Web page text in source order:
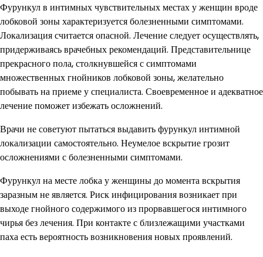
Фурункул в интимных чувствительных местах у женщин вроде
лобковой зоны характеризуется болезненными симптомами.
Локализация считается опасной. Лечение следует осуществлять,
придерживаясь врачебных рекомендаций. Представительнице
прекрасного пола, столкнувшейся с симптомами
множественных гнойников лобковой зоны, желательно
побывать на приеме у специалиста. Своевременное и адекватное
лечение поможет избежать осложнений.
Врачи не советуют пытаться выдавить фурункул интимной
локализации самостоятельно. Неумелое вскрытие грозит
осложнениями с болезненными симптомами.
Фурункул на месте лобка у женщины до момента вскрытия
заразным не является. Риск инфицирования возникает при
выходе гнойного содержимого из прорвавшегося интимного
чирья без лечения. При контакте с близлежащими участками
паха есть вероятность возникновения новых проявлений.